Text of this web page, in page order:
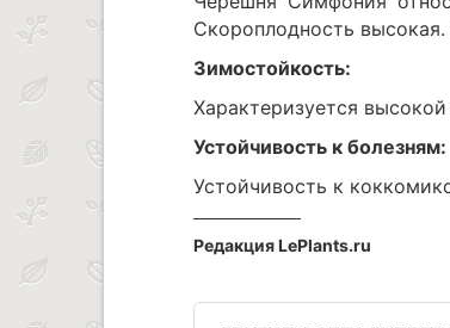
Скороплодность
Зимостойкость:
Характеризуется
Устойчивость к болезням:
Устойчивость к
Редакция LePlants.ru